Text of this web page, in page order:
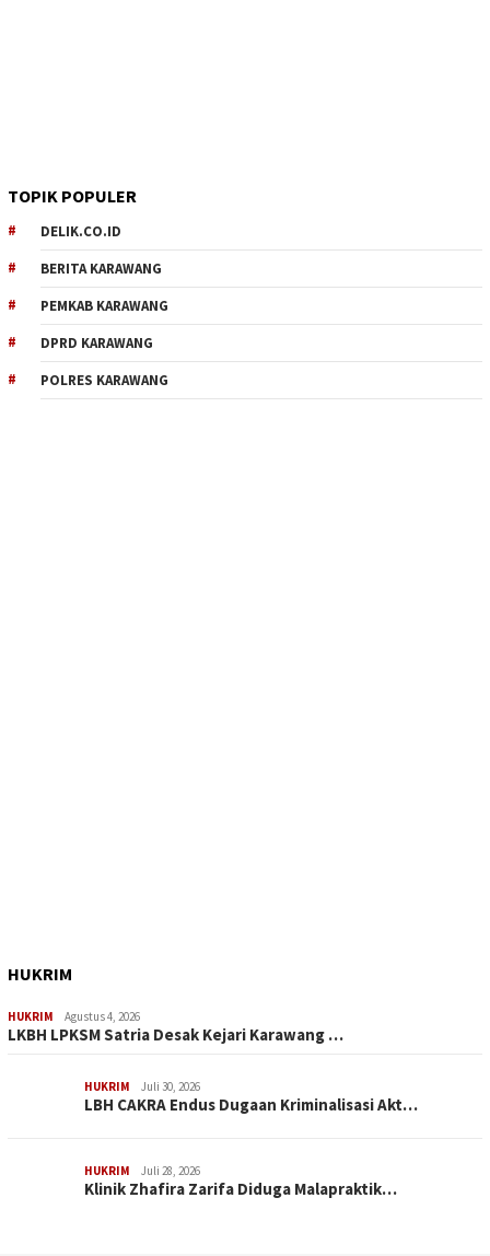
TOPIK POPULER
DELIK.CO.ID
BERITA KARAWANG
PEMKAB KARAWANG
DPRD KARAWANG
POLRES KARAWANG
HUKRIM
HUKRIM Agustus 4, 2026
LKBH LPKSM Satria Desak Kejari Karawang …
HUKRIM Juli 30, 2026
LBH CAKRA Endus Dugaan Kriminalisasi Akt…
HUKRIM Juli 28, 2026
Klinik Zhafira Zarifa Diduga Malapraktik…